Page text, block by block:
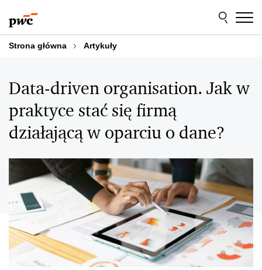
do
treści
do
stopki
Strona główna Artykuły
Data-driven organisation. Jak w
praktyce stać się firmą
działającą w oparciu o dane?